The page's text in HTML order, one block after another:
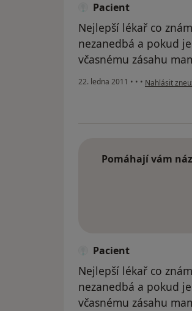
Pacient
Nejlepší lékař co
nezanedbá a pokud
včasnému zásahu
22. ledna 2011 • • • podle názoru
Nahlásit
Pomáhají vám
Pacient
Nejlepší lékař co
nezanedbá a pokud
včasnému zásahu